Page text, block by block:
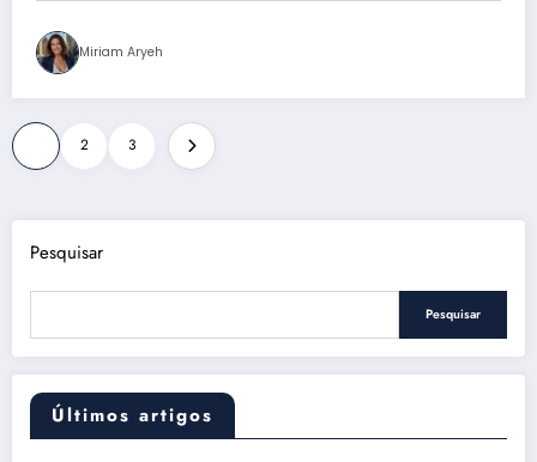
Miriam Aryeh
Paginação
de
posts
2 3
Pesquisar
Pesquisar
Últimos artigos